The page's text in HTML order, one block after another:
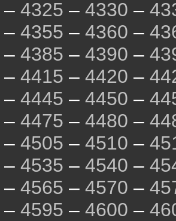
– 4325 – 4330 –
– 4355 – 4360 –
– 4385 – 4390 –
– 4415 – 4420 –
– 4445 – 4450 –
– 4475 – 4480 –
– 4505 – 4510 –
– 4535 – 4540 –
– 4565 – 4570 –
– 4595 – 4600 –